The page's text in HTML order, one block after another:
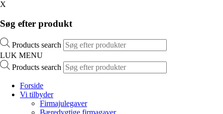
X
Søg efter produkt
Products search
LUK MENU
Products search
Forside
Vi tilbyder
Firmajulegaver